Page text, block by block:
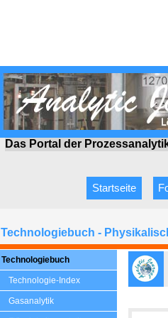
Das Portal der
Startseite
Technologiebuch -
Technologiebuch
Technologie-Index
Gasanalytik